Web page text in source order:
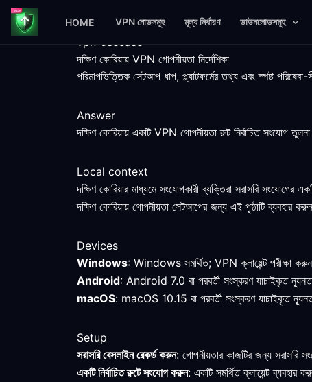
HOME VPN নোডসমূহ মূল্য নির্ধারণ ডাউনলোডসমূহ
vpn-usecase
দক্ষিণ কোরিয়ায় VPN গোপনীয়তা নির্দেশিকা
পরিমাপভিত্তিক সেটআপ ধাপ, প্ল্যাটফর্মের তথ্য এবং স্পষ্ট
Answer
দক্ষিণ কোরিয়ায় একটি VPN গোপনীয়তা রুট নির্বাচিত সংযোগ
Local context
দক্ষিণ কোরিয়ার মাধ্যমে সংযোগকারী ব্যক্তিরা সরাসরি সংযোগের
দক্ষিণ কোরিয়ায় গোপনীয়তা সেটআপের জন্য এই পৃষ্ঠাটি ব্যবহার
Devices
Windows: Windows সমর্থিত; VPN ক্লায়েন্ট পরীক্ষা করুন
Android: Android 7.0 বা পরবর্তী সংস্করণ যাচাইকৃত
macOS: macOS 10.15 বা পরবর্তী সংস্করণ যাচাইকৃত
Setup
সরাসরি বেসলাইন রেকর্ড করুন: গোপনীয়তার কাজটির জন্য সরাসরি
একটি নির্বাচিত রুটে সংযোগ করুন: একটি সমর্থিত ক্লায়েন্ট ব্যবহার